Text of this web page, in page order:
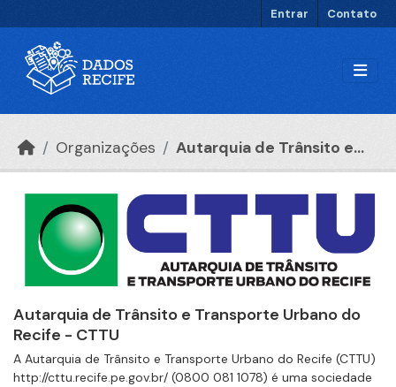
Entrar Contato
Organizações Autarquia de Trânsito e...
Autarquia de Trânsito e Transporte Urbano do
Recife - CTTU
A Autarquia de Trânsito e Transporte Urbano do Recife (CTTU)
http://cttu.recife.pe.gov.br/ (0800 081 1078) é uma sociedade